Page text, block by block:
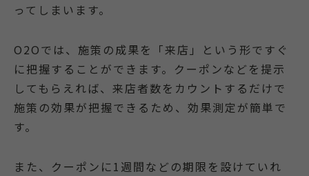
ってしまいます。
O2Oでは、施策の成果を「来店」という形ですぐ
に把握することができます。クーポンなどを提示
してもらえれば、来店者数をカウントするだけで
施策の効果が把握できるため、効果測定が簡単で
す。
また、クーポンに1週間などの期限を設けていれ